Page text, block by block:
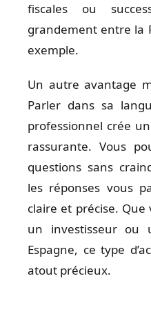
fiscales ou
grandement entre la
exemple.
Un autre avantage
Parler dans sa
professionnel crée
rassurante. Vous
questions sans
les réponses vous
claire et précise.
un investisseur ou
Espagne, ce type
atout précieux.